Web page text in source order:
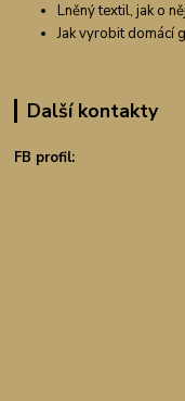
Lněný textil, jak o
Jak vyrobit domácí
Další kontakty
FB profil: